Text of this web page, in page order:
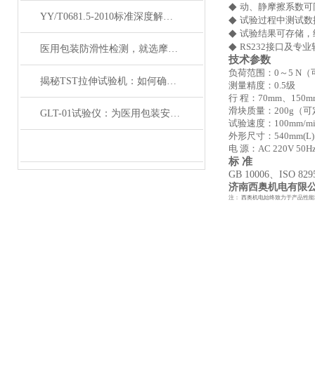
YY/T0681.5-2010标准深度解读 内压气泡法检测医用包装粗大泄漏
医用包装防滑性检测，就选摩擦系数仪
揭秘TST拉伸试验机：如何确保医用包装的剥离性能和完整性？
GLT-01试验仪：为医用包装安全保驾护航的坚实防线
◆ 动、静摩擦系数
◆ 试验过程中测试
◆ 试验结果可存储
◆ RS232接口及专业
技术参数
负荷范围： 0 ～ 5 N
测量精度： 0.5级
行 程： 70mm、
滑块质量： 200g （
试验速度： 100mm/
外形尺寸：
电 源： AC 220V
标 准
GB 10006、 ISO
济南西奥机电有限
注： 西奥机电始终致力于产品性